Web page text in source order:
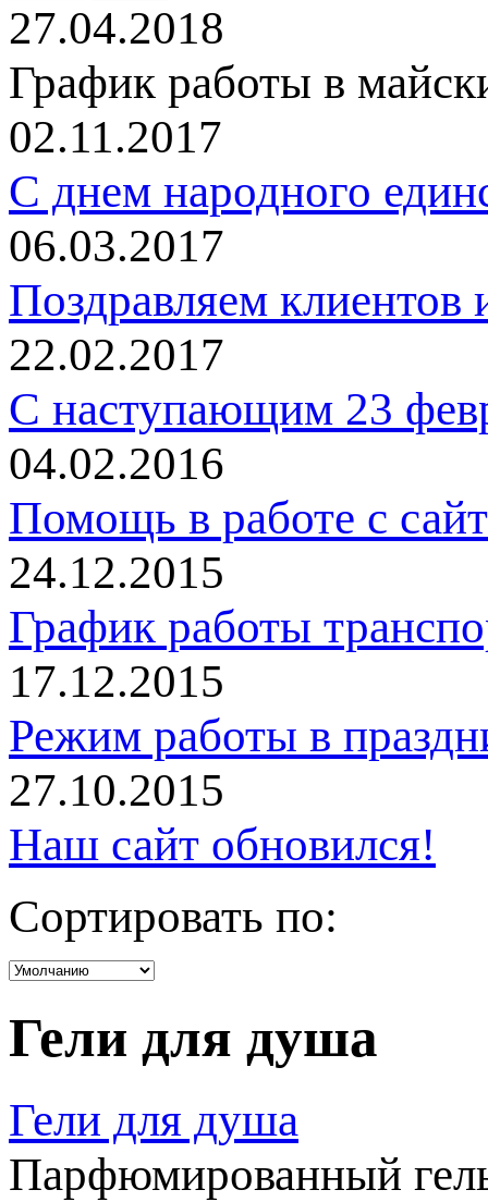
27.04.2018
График работы в
02.11.2017
C днем народного
06.03.2017
Поздравляем клиентов
22.02.2017
С наступающим 23
04.02.2016
Помощь в работе с
24.12.2015
График работы
17.12.2015
Режим работы в
27.10.2015
Наш сайт обновился!
Сортировать по:
Гели для душа
Гели для душа
Парфюмированный